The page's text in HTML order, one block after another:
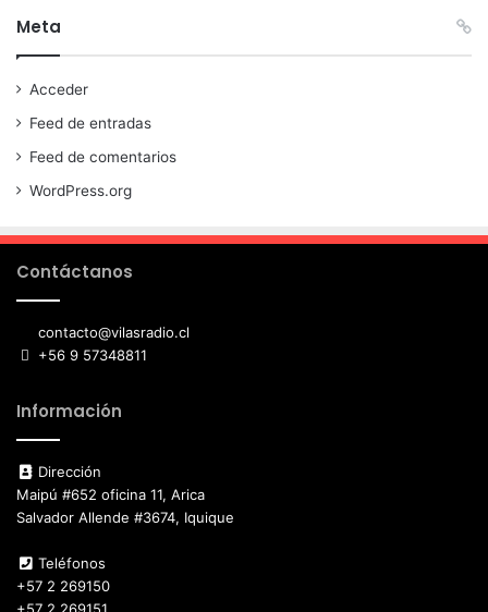
Meta
Acceder
Feed de entradas
Feed de comentarios
WordPress.org
Contáctanos
contacto@vilasradio.cl
+56 9 57348811
Información
Dirección
Maipú #652 oficina 11, Arica
Salvador Allende #3674, Iquique
Teléfonos
+57 2 269150